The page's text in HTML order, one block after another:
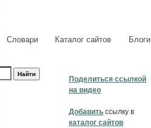
Словари Каталог сайтов Блоги
Поделиться ссылкой
на видео
Добавить ссылку в
каталог сайтов